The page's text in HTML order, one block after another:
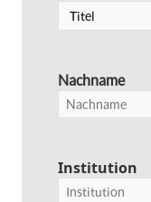
Nachname
Institution